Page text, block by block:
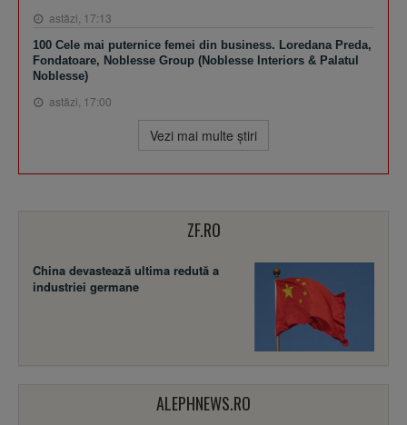
astăzi, 17:13
100 Cele mai puternice femei din business. Loredana Preda,
Fondatoare, Noblesse Group (Noblesse Interiors & Palatul
Noblesse)
astăzi, 17:00
Vezi mai multe ştiri
ZF.RO
China devastează ultima redută a
industriei germane
ALEPHNEWS.RO